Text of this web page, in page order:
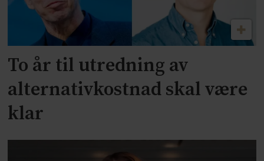
To år til utredning av
alternativkostnad skal være
klar